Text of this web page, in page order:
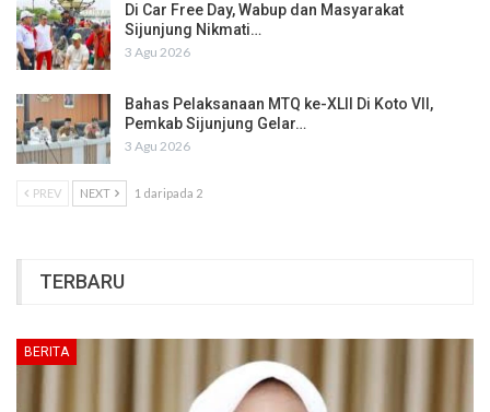
Di Car Free Day, Wabup dan Masyarakat
Sijunjung Nikmati…
3 Agu 2026
Bahas Pelaksanaan MTQ ke-XLII Di Koto VII,
Pemkab Sijunjung Gelar…
3 Agu 2026
PREV NEXT 1 daripada 2
TERBARU
BERITA